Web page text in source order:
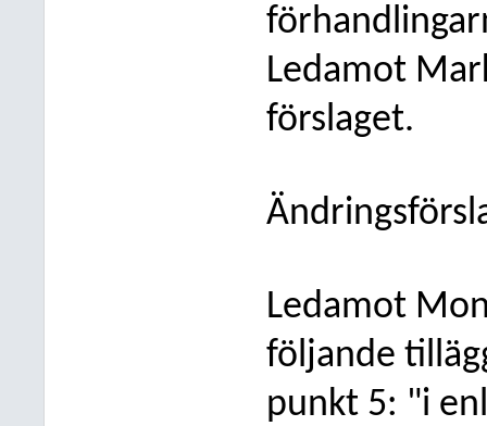
Ledamot
förslaget.
Ledamot
följande
punkt 5: "i